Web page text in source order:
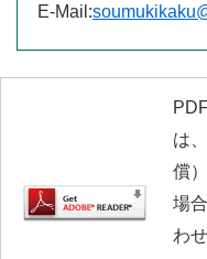
E-Mail:
は
償
場
わ